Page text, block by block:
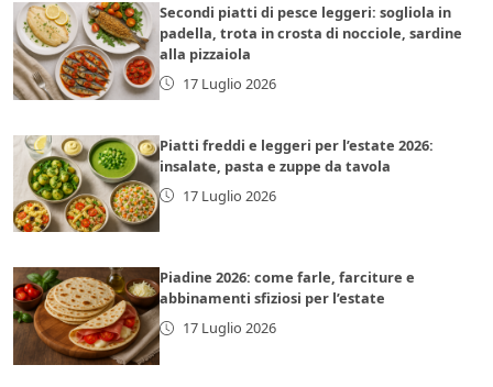
Secondi piatti di pesce leggeri: sogliola in
padella, trota in crosta di nocciole, sardine
alla pizzaiola
17 Luglio 2026
Piatti freddi e leggeri per l’estate 2026:
insalate, pasta e zuppe da tavola
17 Luglio 2026
Piadine 2026: come farle, farciture e
abbinamenti sfiziosi per l’estate
17 Luglio 2026